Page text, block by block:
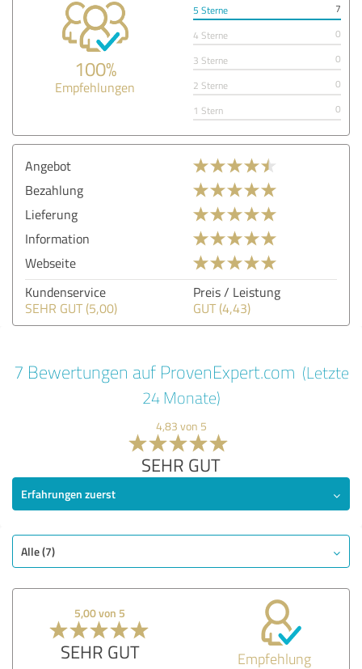
100%
Empfehlungen
5 Sterne
7
4 Sterne
0
3 Sterne
0
2 Sterne
0
1 Stern
0
Angebot
Bezahlung
Lieferung
Information
Webseite
Kundenservice
SEHR GUT (5,00)
Preis / Leistung
GUT (4,43)
7 Bewertungen auf ProvenExpert.com (Letzte
24 Monate)
4,83 von 5
SEHR GUT
Erfahrungen zuerst
Alle (7)
5,00 von 5
SEHR GUT Empfehlung